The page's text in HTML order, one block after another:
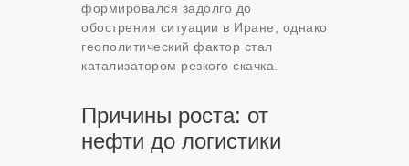
формировался задолго до
обострения ситуации в Иране, однако
геополитический фактор стал
катализатором резкого скачка.
Причины роста: от
нефти до логистики